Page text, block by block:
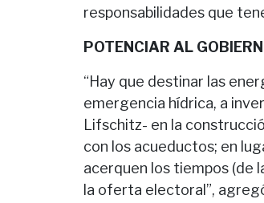
responsabilidades que
POTENCIAR AL
“Hay que destinar las
emergencia hídrica, a
Lifschitz- en la
con los acueductos; en
acerquen los tiempos (de
la oferta electoral”,